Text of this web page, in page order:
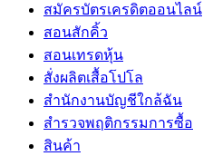
สมัครบัตรเครดิตออนไลน์
สอนสักคิ้ว
สอนเทรดหุ้น
สั่งผลิตเสื้อโปโล
สำนักงานบัญชีใกล้ฉัน
สำรวจพฤติกรรมการซื้อ
สินค้า